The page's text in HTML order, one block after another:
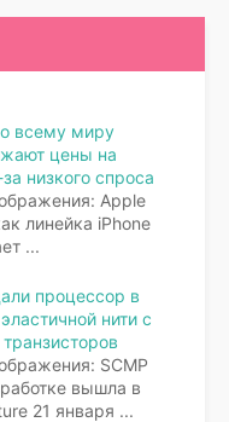
всему миру
цены на
низкого спроса
Apple
линейка iPhone
...
процессор в
нити с
SCMP
вышла в
21 января ...